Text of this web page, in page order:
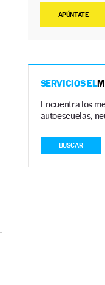
APÚNTATE
SERVICIOS EL
Encuentra los
autoescuelas,
BUSCAR